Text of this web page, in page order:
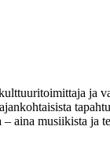
ja
aina musiikista ja